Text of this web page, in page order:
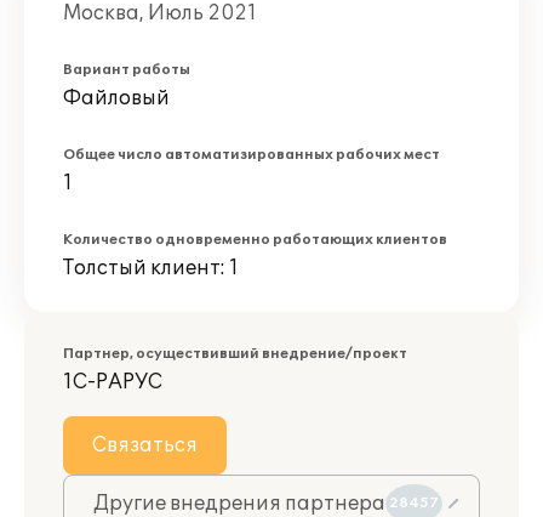
Москва, Июль 2021
Вариант работы
Файловый
Общее число автоматизированных рабочих мест
1
Количество одновременно работающих клиентов
Толстый клиент: 1
Партнер, осуществивший внедрение/проект
1С-РАРУС
Связаться
Другие внедрения партнера 28457